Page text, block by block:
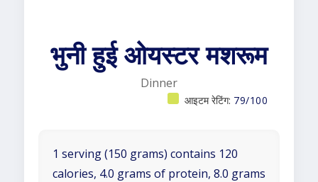
भुनी हुई ओयस्टर मशरूम
Dinner
आइटम रेटिंग: 79/100
1 serving (150 grams) contains 120
calories, 4.0 grams of protein, 8.0 grams